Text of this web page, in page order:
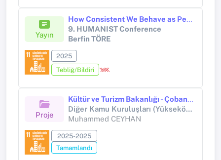
Yayın
How Consistent We Behave as Pedestrian or Driver? Does Traffic Accident or Driving Experience Influence Our Behavior?
9. HUMANIST Conference
Berfin TÖRE
2025
Tebliğ/Bildiri
Proje
Kültür ve Turizm Bakanlığı - Çobankale Kazısı (2025)
Diğer Kamu Kuruluşları (Yükseköğretim Kurumları Hariç) (Diğer kamu kuruluşları (Yükseköğretim Kurumları hariç))
Muhammed CEYHAN
2025-2025
Tamamlandı